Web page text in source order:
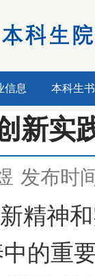
信息 本科生
新实
发布时
精神
的重